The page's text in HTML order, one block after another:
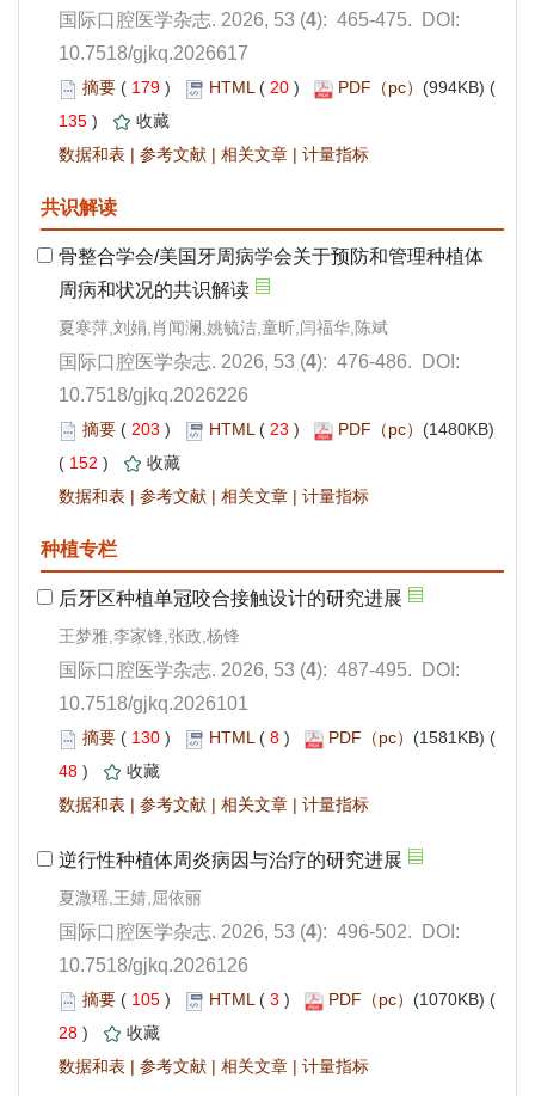
): 465-475. DOI:
10.7518/gjkq.2026617
179 ) 20 )
135 )
|
| |
): 476-486. DOI:
10.7518/gjkq.2026226
203 ) 23 )
(1480KB)
152 )
|
| |
): 487-495. DOI:
10.7518/gjkq.2026101
130 ) 8 )
48 )
|
| |
): 496-502. DOI:
10.7518/gjkq.2026126
105 ) 3 )
28 )
|
| |